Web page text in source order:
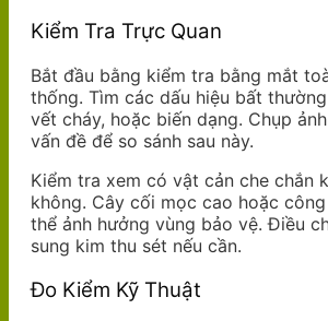
Kiểm Tra Trực Quan
Bắt đầu bằng kiểm tra bằng mắt
thống. Tìm các dấu hiệu bất
vết cháy, hoặc biến dạng. Chụp
vấn đề để so sánh sau này.
Kiểm tra xem có vật cản che chắn
không. Cây cối mọc cao hoặc
thể ảnh hưởng vùng bảo vệ. Điều
sung kim thu sét nếu cần.
Đo Kiểm Kỹ Thuật